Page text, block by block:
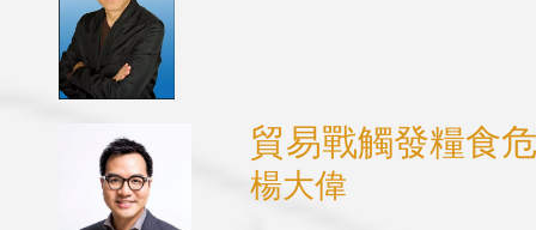
貿易戰觸發糧食
楊大偉